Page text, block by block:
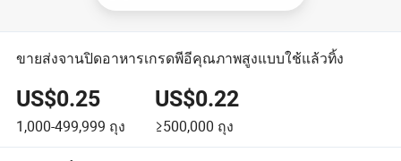
ขายส่งจานปิดอาหารเกรดพีอีคุณภาพสูงแบบใช้แล้วทิ้ง
US$0.25
1,000-499,999 ถุง
US$0.22
≥500,000 ถุง